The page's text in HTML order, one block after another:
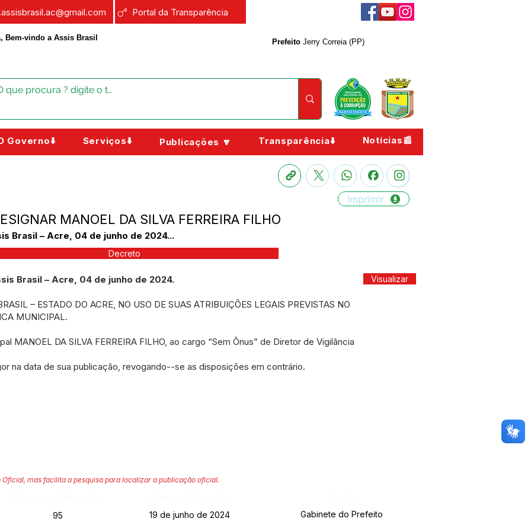
Portal da Transparência
Bem-vindo a Assis Brasil Prefeito Jerry Correia (PP)
Governo⬇️ Serviços⬇️ Publicações 🔽 Transparência⬇️ Notícias📰
Imprimir
MANOEL DA SILVA FERREIRA FILHO
Brasil – Acre, 04 de junho de 2024...
Decreto
Brasil – Acre, 04 de junho de 2024.
– ESTADO DO ACRE, NO USO DE SUAS ATRIBUIÇÕES LEGAIS PREVISTAS NO
MUNICIPAL.
MANOEL DA SILVA FERREIRA FILHO, ao cargo “Sem Ônus” de Diretor de Vigilância
na data de sua publicação, revogando--se as disposições em contrário.
Visualizar
mas facilita a pesquisa para localizar a publicação oficial.
95
19 de junho de 2024 Gabinete do Prefeito